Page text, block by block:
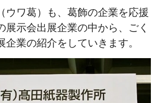
ウワ葛）も、葛飾の企業を応援
展示会出展企業の中から、ごく
企業の紹介をしていきます。